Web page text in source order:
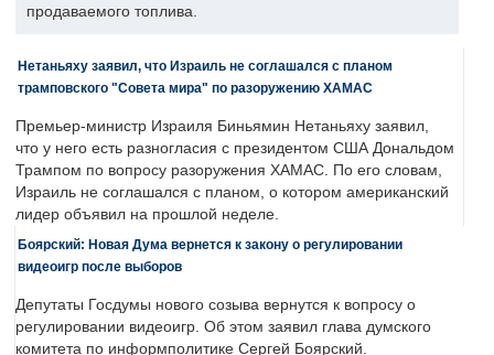
продаваемого топлива.
Нетаньяху заявил, что Израиль не соглашался с планом
трамповского "Совета мира" по разоружению ХАМАС
Премьер-министр Израиля Биньямин Нетаньяху заявил,
что у него есть разногласия с президентом США Дональдом
Трампом по вопросу разоружения ХАМАС. По его словам,
Израиль не соглашался с планом, о котором американский
лидер объявил на прошлой неделе.
Боярский: Новая Дума вернется к закону о регулировании
видеоигр после выборов
Депутаты Госдумы нового созыва вернутся к вопросу о
регулировании видеоигр. Об этом заявил глава думского
комитета по информполитике Сергей Боярский.